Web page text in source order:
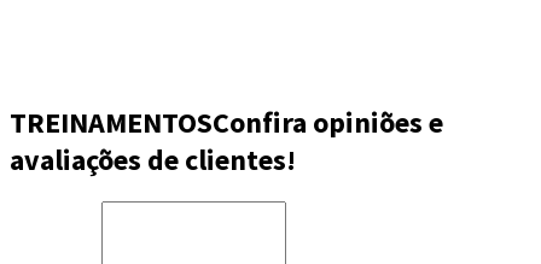
TREINAMENTOSConfira opiniões e
avaliações de clientes!